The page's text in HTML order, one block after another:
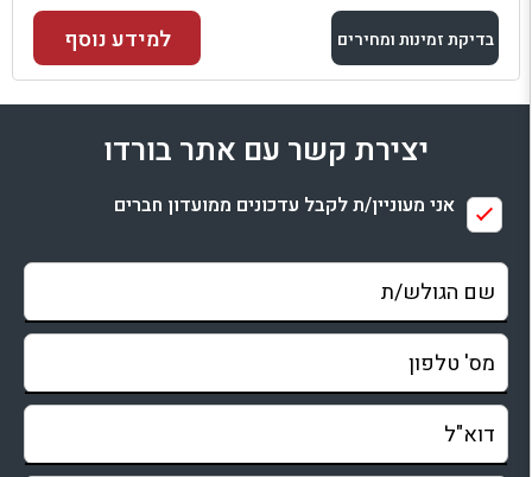
בדיקת זמינות ומחירים
למתחם זה
בדיקת זמינות ומחירים
למידע נוסף
יצירת קשר עם אתר בורדו
אני מעוניין/ת לקבל עדכונים ממועדון חברים